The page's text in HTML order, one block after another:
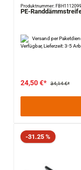
Produktnummer: FBH1112099
PE-
Versand per
Verfügbar, Lieferzeit: 3-5
24,50 €* 34,14 €*
Rabatt
-31.25 %